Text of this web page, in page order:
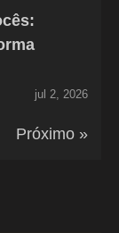
jul 2, 2026
Próximo »